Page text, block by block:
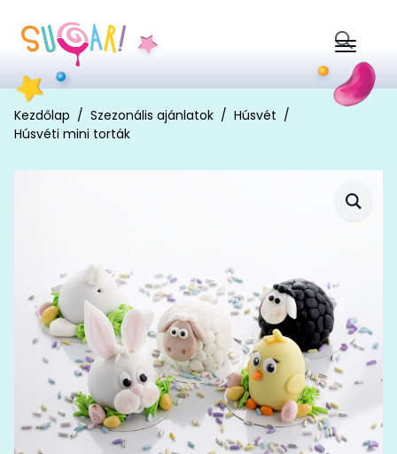
Search
for:
Kezdőlap Szezonális ajánlatok
Húsvét
Húsvéti mini torták